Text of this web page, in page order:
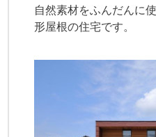
自然素材をふんだんに
形屋根の住宅です。